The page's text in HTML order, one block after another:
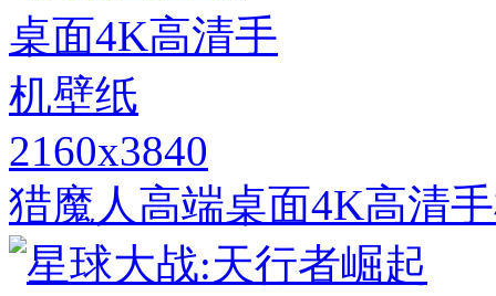
2160x3840
猎魔人高端桌面4K高清